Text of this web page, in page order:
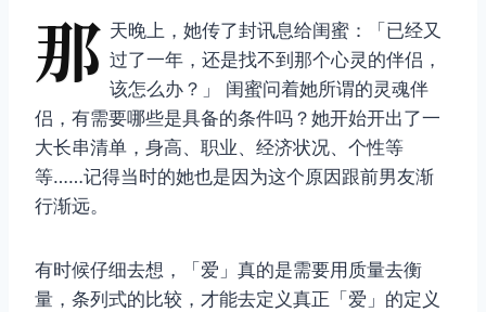
那 天晚上，她传了封讯息给闺蜜：「已经又
过了一年，还是找不到那个心灵的伴侣，
该怎么办？」 闺蜜问着她所谓的灵魂伴
侣，有需要哪些是具备的条件吗？她开始开出了一
大长串清单，身高、职业、经济状况、个性等
等……记得当时的她也是因为这个原因跟前男友渐
行渐远。
有时候仔细去想，「爱」真的是需要用质量去衡
量，条列式的比较，才能去定义真正「爱」的定义